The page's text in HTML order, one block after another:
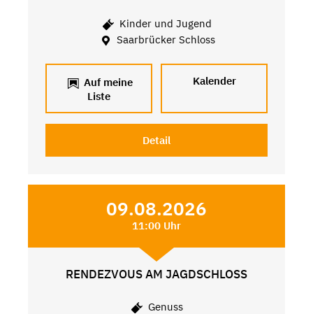
Kinder und Jugend
Saarbrücker Schloss
Auf meine
Liste
Kalender
Detail
09.08.2026
11:00 Uhr
RENDEZVOUS AM JAGDSCHLOSS
Genuss